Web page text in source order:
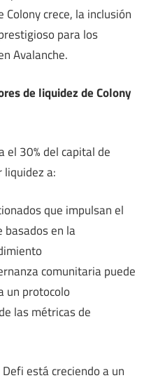
crece, la inclusión
para los
Avalanche.
de liquidez de Colony
el 30% del capital de
liquidez a:
que impulsan el
basados ​​en la
comunitaria puede
un protocolo
las métricas de
está creciendo a un